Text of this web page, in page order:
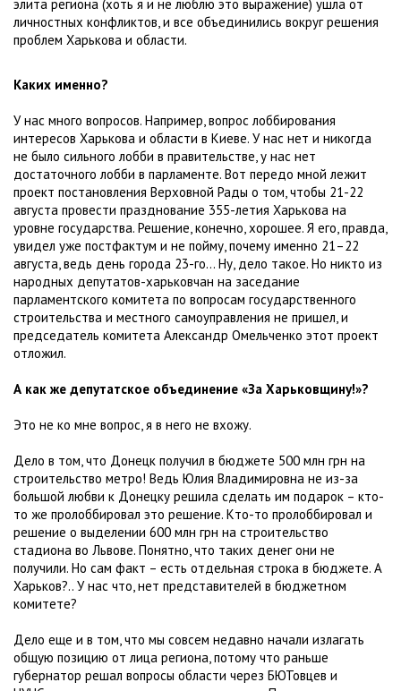
элита региона (хоть я и не люблю это выражение) ушла от
личностных конфликтов, и все объединились вокруг решения
проблем Харькова и области.
Каких именно?
У нас много вопросов. Например, вопрос лоббирования
интересов Харькова и области в Киеве. У нас нет и никогда
не было сильного лобби в правительстве, у нас нет
достаточного лобби в парламенте. Вот передо мной лежит
проект постановления Верховной Рады о том, чтобы 21-22
августа провести празднование 355-летия Харькова на
уровне государства. Решение, конечно, хорошее. Я его, правда,
увидел уже постфактум и не пойму, почему именно 21–22
августа, ведь день города 23-го... Ну, дело такое. Но никто из
народных депутатов-харьковчан на заседание
парламентского комитета по вопросам государственного
строительства и местного самоуправления не пришел, и
председатель комитета Александр Омельченко этот проект
отложил.
А как же депутатское объединение «За Харьковщину!»?
Это не ко мне вопрос, я в него не вхожу.
Дело в том, что Донецк получил в бюджете 500 млн грн на
строительство метро! Ведь Юлия Владимировна не из-за
большой любви к Донецку решила сделать им подарок – кто-
то же пролоббировал это решение. Кто-то пролоббировал и
решение о выделении 600 млн грн на строительство
стадиона во Львове. Понятно, что таких денег они не
получили. Но сам факт – есть отдельная строка в бюджете. А
Харьков?.. У нас что, нет представителей в бюджетном
комитете?
Дело еще и в том, что мы совсем недавно начали излагать
общую позицию от лица региона, потому что раньше
губернатор решал вопросы области через БЮТовцев и